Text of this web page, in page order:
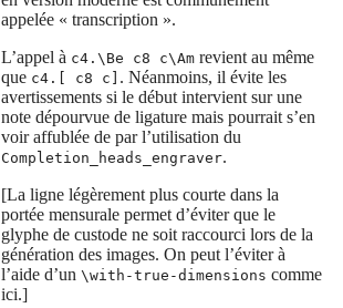
appelée « transcription ».
L’appel à c4.\Be c8 c\Amrevient au même
que c4.[ c8 c] . Néanmoins, il évite les
avertissements si le début intervient sur une
note dépourvue de ligature mais pourrait s’en
voir affublée de par l’utilisation du
Completion_heads_engraver.
[La ligne légèrement plus courte dans la
portée mensurale permet d’éviter que le
glyphe de custode ne soit raccourci lors de la
génération des images. On peut l’éviter à
l’aide d’un \with-true-dimensions comme
ici.]